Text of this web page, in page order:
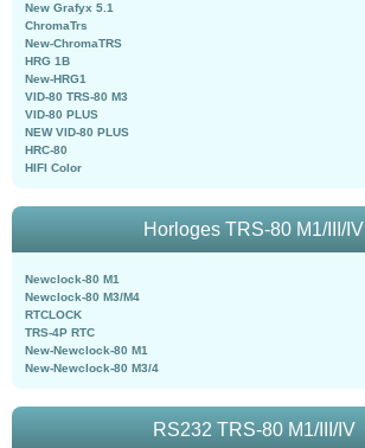
New Grafyx 5.1
ChromaTrs
New-ChromaTRS
HRG 1B
New-HRG1
VID-80 TRS-80 M3
VID-80 PLUS
NEW VID-80 PLUS
HRC-80
HIFI Color
Horloges TRS-80 M1/III/IV
Newclock-80 M1
Newclock-80 M3/M4
RTCLOCK
TRS-4P RTC
New-Newclock-80 M1
New-Newclock-80 M3/4
RS232 TRS-80 M1/III/IV